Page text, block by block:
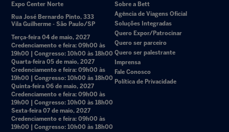
Expo Center Norte
Rua José Bernardo Pinto, 333
Vila Guilherme - São Paulo/SP
Terça-feira 04 de maio, 2027
Credenciamento e feira: 09h00 às
19h00 | Congresso: 10h00 às 18h00
Quarta-feira 05 de maio, 2027
Credenciamento e feira: 09h00 às
19h00 | Congresso: 10h00 às 18h00
Quinta-feira 06 de maio, 2027
Credenciamento e feira: 09h00 às
19h00 | Congresso: 10h00 às 18h00
Sexta-feira 07 de maio, 2027
Credenciamento e feira: 09h00 às
19h00 | Congresso: 10h00 às 18h00
Sobre a Bett
Agência de Viagens Oficial
Soluções Integradas
Quero Expor/Patrocinar
Quero ser parceiro
Quero ser palestrante
Imprensa
Fale Conosco
Política de Privacidade